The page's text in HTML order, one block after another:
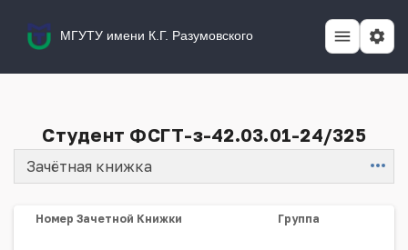
МГУТУ имени К.Г. Разумовского
Студент ФСГТ-з-42.03.01-24/325
Зачётная книжка Item
Номер Зачетной Книжки Группа